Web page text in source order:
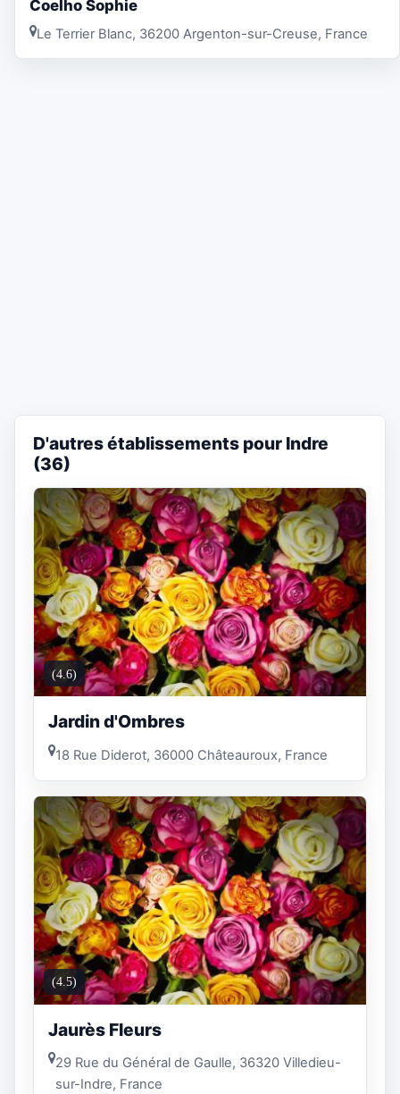
Coelho Sophie
Le Terrier Blanc, 36200 Argenton-sur-Creuse, France
D'autres établissements pour Indre
(36)
(4.6)
Jardin d'Ombres
18 Rue Diderot, 36000 Châteauroux, France
(4.5)
Jaurès Fleurs
29 Rue du Général de Gaulle, 36320 Villedieu-
sur-Indre, France